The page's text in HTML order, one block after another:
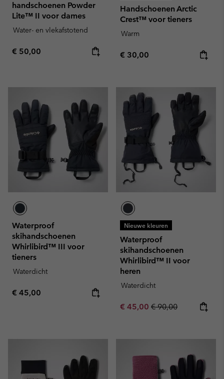
handschoenen Powder
Lite™ II voor dames
Water- en vlekafstotend
Regular price:
€ 50,00
Handschoenen Arctic
Crest™ voor tieners
Warm
Regular price:
€ 30,00
Waterproof
skihandschoenen
Whirlibird™ III voor
tieners
Waterdicht
Regular price:
€ 45,00
Nieuwe kleuren
Waterproof
skihandschoenen
Whirlibird™ II voor
heren
Waterdicht
Sale price:
€ 45,00 Regular price:
€ 90,00